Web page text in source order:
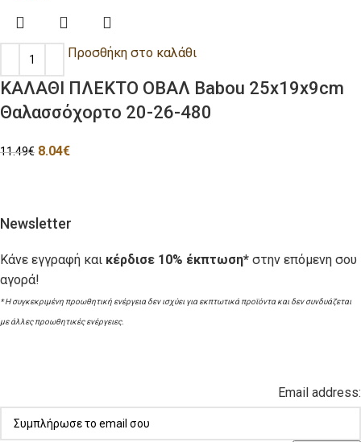
Προσθήκη στο καλάθι
ΚΑΛΑΘΙ ΠΛΕΚΤΟ ΟΒΑΛ Babou 25x19x9cm
Θαλασσόχορτο 20-26-480
11.49€ 8.04€
Newsletter
Κάνε εγγραφή και κέρδισε 10% έκπτωση* στην επόμενη σου
αγορά!
* Η συγκεκριμένη προωθητική ενέργεια δεν ισχύει για εκπτωτικά προϊόντα και δεν συνδυάζεται
με άλλες προωθητικές ενέργειες.
Email address: